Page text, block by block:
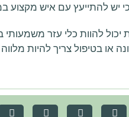
יש להתייעץ עם איש מקצוע
יכול להוות כלי עזר
או בטיפול צריך להיות